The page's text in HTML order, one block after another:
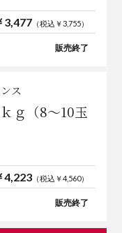
3,477（税込￥3,755）
販売終了
ス
ｇ（8～10玉
4,223（税込￥4,560）
販売終了